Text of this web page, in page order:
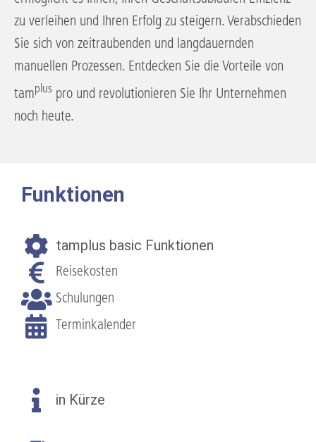
Funktionen
tamplus basic Funktionen
Reisekosten
Schulungen
Terminkalender
in Kürze
zu verleihen und Ihren Erfolg zu steigern. Verabschieden
Sie sich von zeitraubenden und langdauernden
manuellen Prozessen. Entdecken Sie die Vorteile von
tamplus pro und revolutionieren Sie Ihr Unternehmen
noch heute.